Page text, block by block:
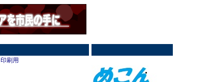
印刷用